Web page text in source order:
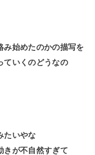
み始めたのかの描写を
ていくのどうなの
たいやな
きが不自然すぎて